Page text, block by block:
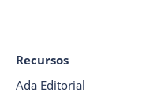
Recursos
Ada Editorial